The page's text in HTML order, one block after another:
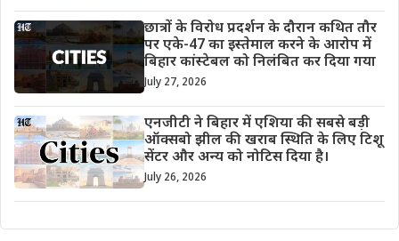
छात्रों के विरोध प्रदर्शन के दौरान कथित तौर
पर एके-47 का इस्तेमाल करने के आरोप में
बिहार कांस्टेबल को निलंबित कर दिया गया
July 27, 2026
एनजीटी ने बिहार में एशिया की सबसे बड़ी
ऑक्सबो झील की खराब स्थिति के लिए टिशू
सेंटर और अन्य को नोटिस दिया है।
July 26, 2026